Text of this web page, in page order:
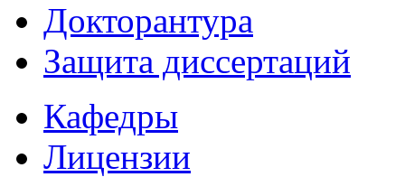
Докторантура
Защита диссертаций
Кафедры
Лицензии